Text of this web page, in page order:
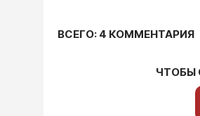
ВСЕГО: 4 КОММЕНТАРИЯ
ЧТОБЫ